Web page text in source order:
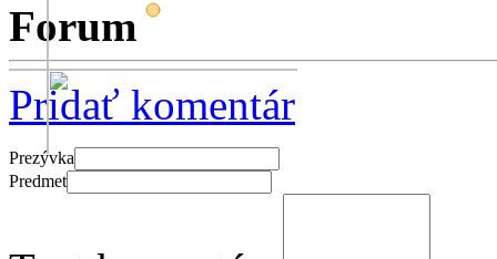
Forum
Pridať komentár
Prezývka
Predmet